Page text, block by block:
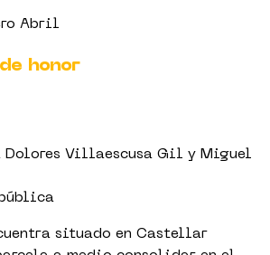
Abril
honor
Dolores Villaescusa Gil y Miguel
situado en Castellar